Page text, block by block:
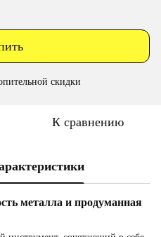
скидки
К сравнению
металла и продуманная